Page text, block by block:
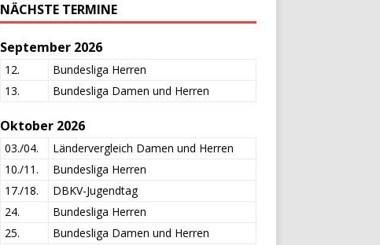
NÄCHSTE TERMINE
September 2026
12.
Bundesliga Herren
13.
Bundesliga Damen und Herren
Oktober 2026
03./04.
Ländervergleich Damen und Herren
10./11.
Bundesliga Herren
17./18.
DBKV-Jugendtag
24.
Bundesliga Herren
25.
Bundesliga Damen und Herren